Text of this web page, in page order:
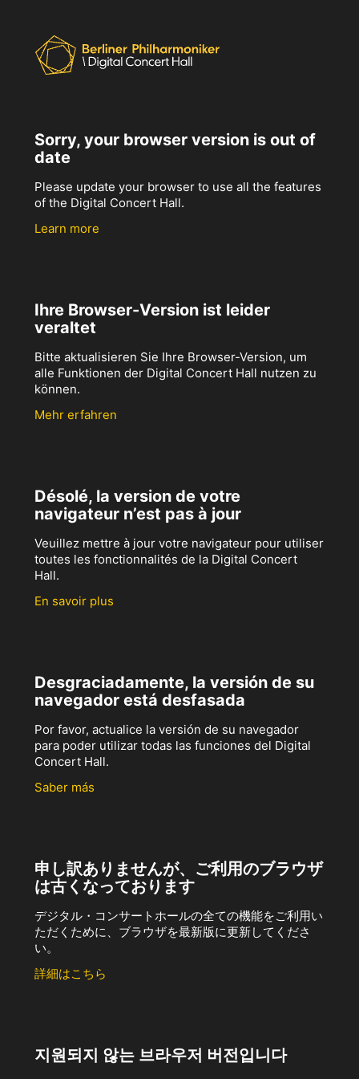
Sorry, your browser version is out of
date
Please update your browser to use all the features
of the Digital Concert Hall.
Learn more
Ihre Browser-Version ist leider
veraltet
Bitte aktualisieren Sie Ihre Browser-Version, um
alle Funktionen der Digital Concert Hall nutzen zu
können.
Mehr erfahren
Désolé, la version de votre
navigateur n’est pas à jour
Veuillez mettre à jour votre navigateur pour utiliser
toutes les fonctionnalités de la Digital Concert
Hall.
En savoir plus
Desgraciadamente, la versión de su
navegador está desfasada
Por favor, actualice la versión de su navegador
para poder utilizar todas las funciones del Digital
Concert Hall.
Saber más
申し訳ありませんが、ご利用のブラウザ
は古くなっております
デジタル・コンサートホールの全ての機能をご利用い
ただくために、ブラウザを最新版に更新してくださ
い。
詳細はこちら
지원되지 않는 브라우저 버전입니다